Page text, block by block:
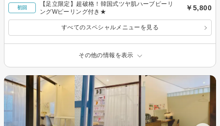
初回
【足立限定】超破格！韓国式ツヤ肌ハーブピーリ
ングWピーリング付き★
￥5,800
すべてのスペシャルメニューを見る
その他の情報を表示